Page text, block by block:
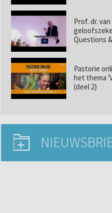
Prof. dr.
Questions
Pastorie
het thema
(deel 2)